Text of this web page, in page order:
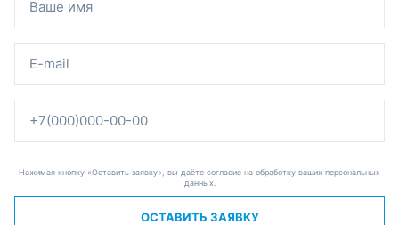
Нажимая кнопку «Оставить заявку», вы даёте согласие на обработку ваших персональных
данных.
ОСТАВИТЬ ЗАЯВКУ